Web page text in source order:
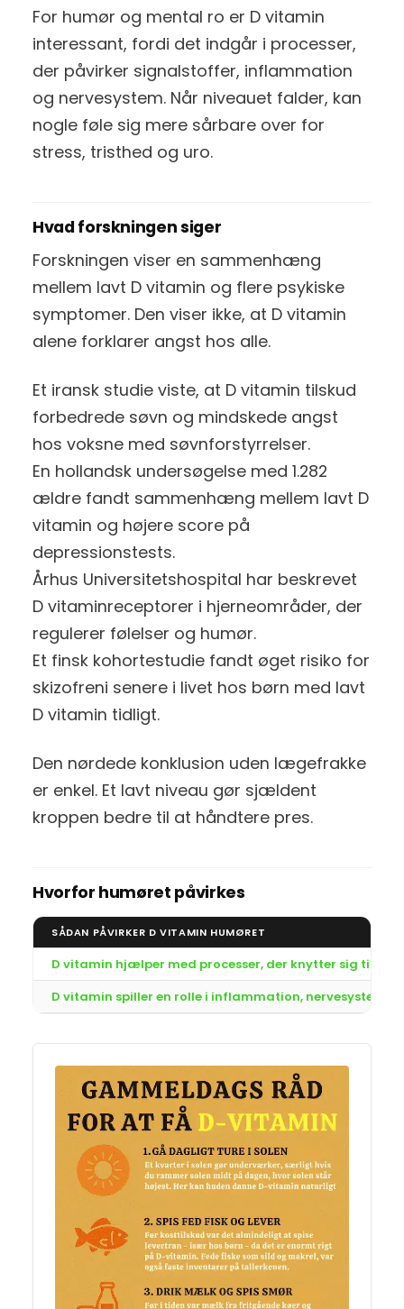
For humør og mental ro er D vitamin
interessant, fordi det indgår i processer,
der påvirker signalstoffer, inflammation
og nervesystem. Når niveauet falder, kan
nogle føle sig mere sårbare over for
stress, tristhed og uro.
Hvad forskningen siger
Forskningen viser en sammenhæng
mellem lavt D vitamin og flere psykiske
symptomer. Den viser ikke, at D vitamin
alene forklarer angst hos alle.
Et iransk studie viste, at D vitamin tilskud
forbedrede søvn og mindskede angst
hos voksne med søvnforstyrrelser.
En hollandsk undersøgelse med 1.282
ældre fandt sammenhæng mellem lavt D
vitamin og højere score på
depressionstests.
Århus Universitetshospital har beskrevet
D vitaminreceptorer i hjerneområder, der
regulerer følelser og humør.
Et finsk kohortestudie fandt øget risiko for
skizofreni senere i livet hos børn med lavt
D vitamin tidligt.
Den nørdede konklusion uden lægefrakke
er enkel. Et lavt niveau gør sjældent
kroppen bedre til at håndtere pres.
Hvorfor humøret påvirkes
SÅDAN PÅVIRKER D VITAMIN HUMØRET
D vitamin hjælper med processer, der knytter sig til
D vitamin spiller en rolle i inflammation, nervesystem